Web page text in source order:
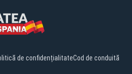
de confidențialitateCod de conduită